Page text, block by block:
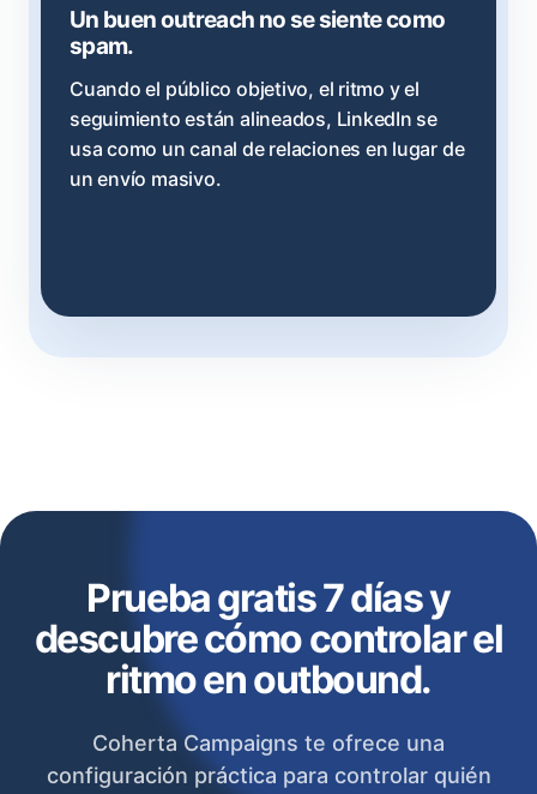
Un buen outreach no se siente como
spam.
Cuando el público objetivo, el ritmo y el
seguimiento están alineados, LinkedIn se
usa como un canal de relaciones en lugar de
un envío masivo.
Prueba gratis 7 días y
descubre cómo controlar el
ritmo en outbound.
Coherta Campaigns te ofrece una
configuración práctica para controlar quién